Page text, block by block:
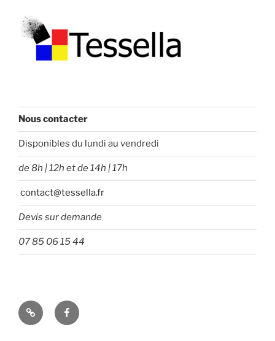
Nous contacter
Disponibles du lundi au vendredi
de 8h | 12h et de 14h | 17h
contact@tessella.fr
Devis sur demande
07 85 06 15 44
Tessella Facebook